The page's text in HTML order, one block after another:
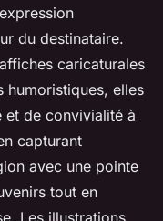
du destinataire.
caricaturales
humoristiques, elles
et de convivialité à
capturant
avec une pointe
tout en
Les illustrations